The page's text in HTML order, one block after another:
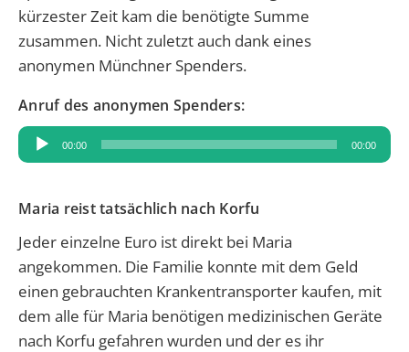
kürzester Zeit kam die benötigte Summe
zusammen. Nicht zuletzt auch dank eines
anonymen Münchner Spenders.
Anruf des anonymen Spenders:
Audio-
Player
00:00 00:00
Maria reist tatsächlich nach Korfu
Jeder einzelne Euro ist direkt bei Maria
angekommen. Die Familie konnte mit dem Geld
einen gebrauchten Krankentransporter kaufen, mit
dem alle für Maria benötigen medizinischen Geräte
nach Korfu gefahren wurden und der es ihr